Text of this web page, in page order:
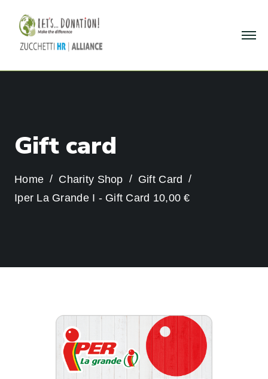
Gift card
Home Charity Shop
Gift Card
Iper La Grande I - Gift Card 10,00 €